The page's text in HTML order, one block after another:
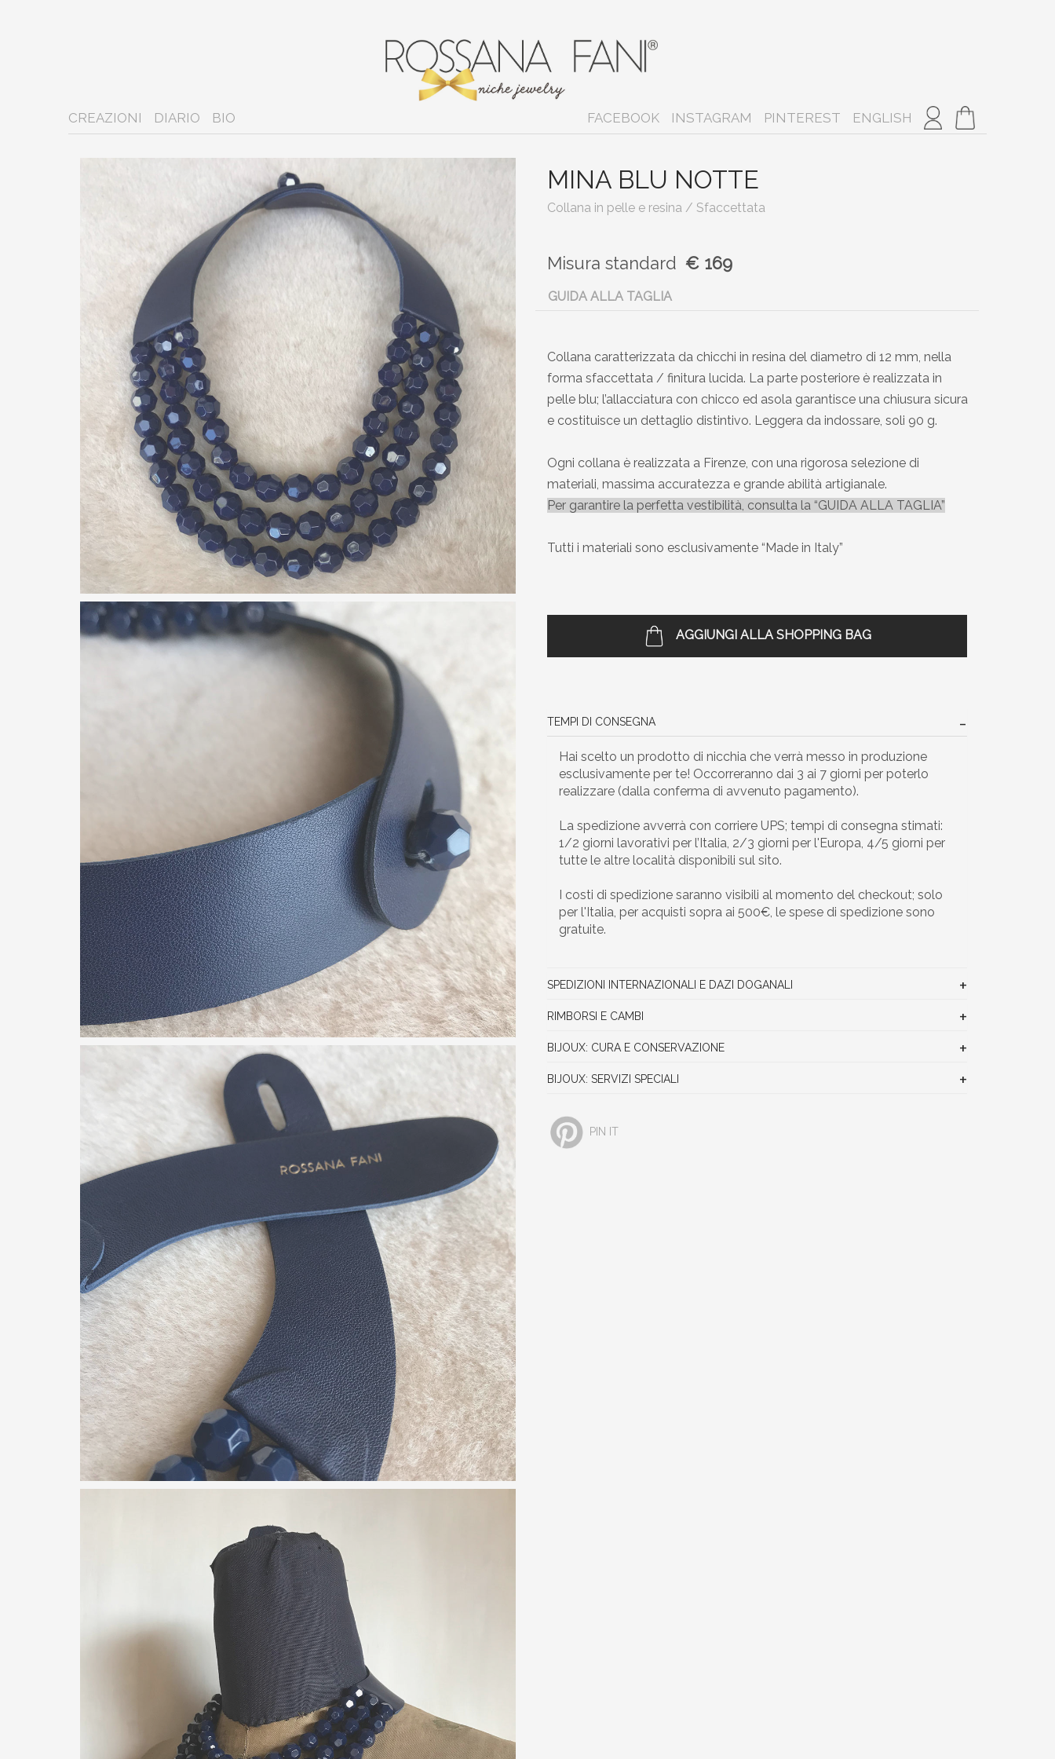
CREAZIONI DIARIO BIO FACEBOOK INSTAGRAM PINTEREST ENGLISH
MINA BLU NOTTE
Collana in pelle e resina / Sfaccettata
Misura standard € 169
GUIDA ALLA TAGLIA
Collana caratterizzata da chicchi in resina del diametro di 12 mm, nella
forma sfaccettata / finitura lucida. La parte posteriore è realizzata in
pelle blu; l’allacciatura con chicco ed asola garantisce una chiusura sicura
e costituisce un dettaglio distintivo. Leggera da indossare, soli 90 g.
Ogni collana è realizzata a Firenze, con una rigorosa selezione di
materiali, massima accuratezza e grande abilità artigianale.
Per garantire la perfetta vestibilità, consulta la “GUIDA ALLA TAGLIA”
Tutti i materiali sono esclusivamente “Made in Italy”
AGGIUNGI ALLA SHOPPING BAG
TEMPI DI CONSEGNA
Hai scelto un prodotto di nicchia che verrà messo in produzione
esclusivamente per te! Occorreranno dai 3 ai 7 giorni per poterlo
realizzare (dalla conferma di avvenuto pagamento).
La spedizione avverrà con corriere UPS; tempi di consegna stimati:
1/2 giorni lavorativi per l’Italia, 2/3 giorni per l'Europa, 4/5 giorni per
tutte le altre località disponibili sul sito.
I costi di spedizione saranno visibili al momento del checkout; solo
per l'Italia, per acquisti sopra ai 500€, le spese di spedizione sono
gratuite.
SPEDIZIONI INTERNAZIONALI E DAZI DOGANALI
RIMBORSI E CAMBI
BIJOUX: CURA E CONSERVAZIONE
BIJOUX: SERVIZI SPECIALI
PIN IT